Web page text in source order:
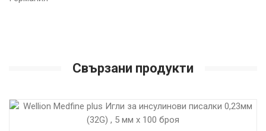
Свързани продукти